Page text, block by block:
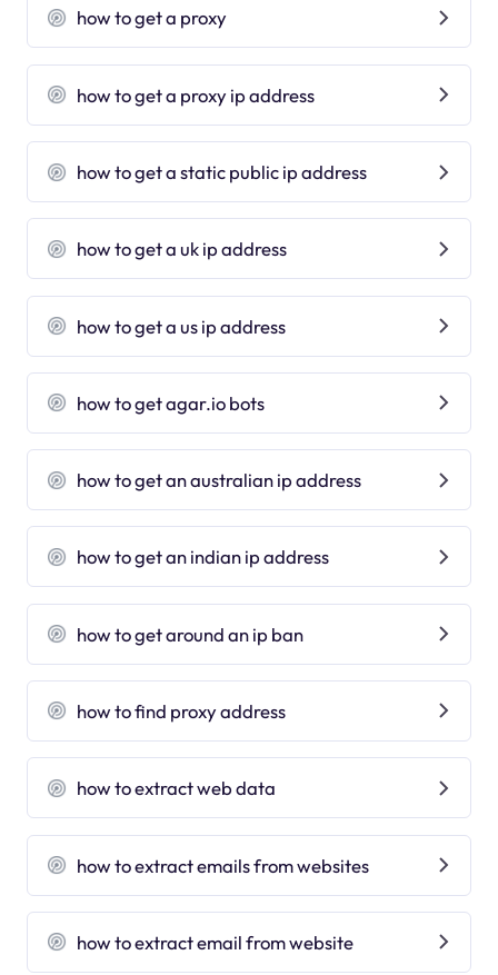
how to get a proxy
how to get a proxy ip address
how to get a static public ip address
how to get a uk ip address
how to get a us ip address
how to get agar.io bots
how to get an australian ip address
how to get an indian ip address
how to get around an ip ban
how to find proxy address
how to extract web data
how to extract emails from websites
how to extract email from website